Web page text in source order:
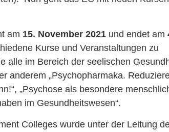
am 15. November 2021und endet am
Kurse und Veranstaltungen zu
alle im Bereich der seelischen
anderem „Psychopharmaka.
„Psychose als besondere
im Gesundheitswesen“.
Colleges wurde unter der Leitung